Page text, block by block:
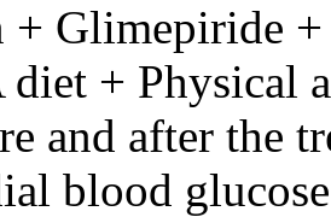
Glimepiride
+ Physical
and after the
blood